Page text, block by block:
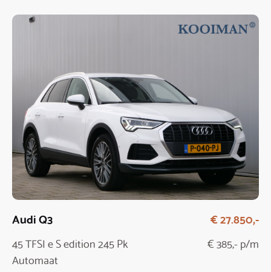
Audi Q3
45 TFSI e S edition 245 Pk
Automaat
€ 27.850,-
€ 385,- p/m